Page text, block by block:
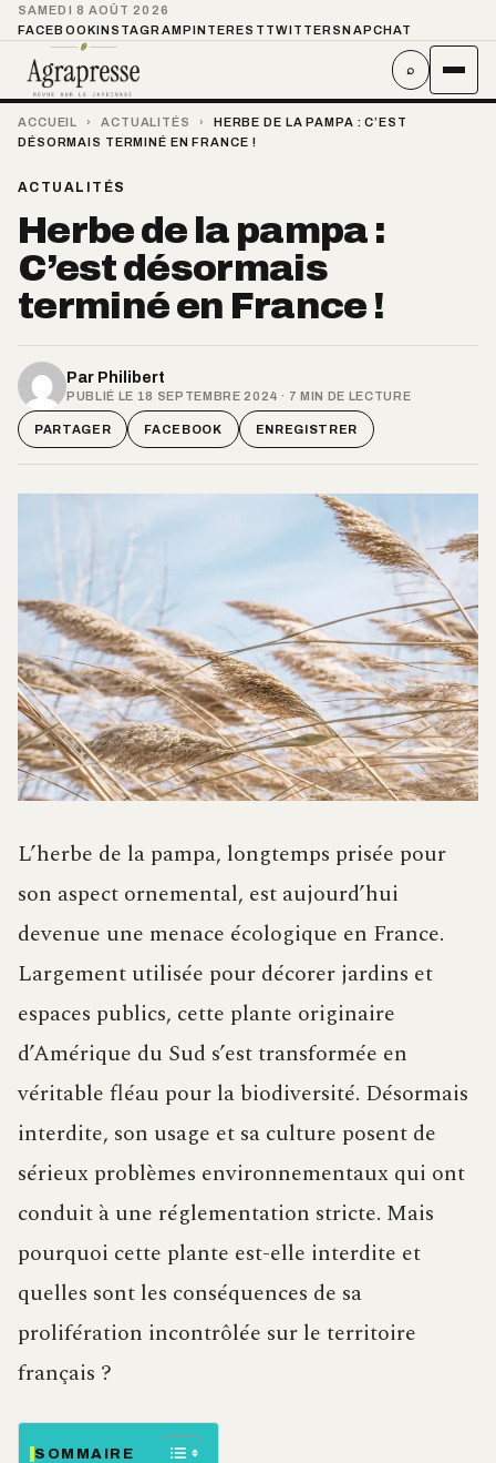
SAMEDI 8 AOÛT 2026
FACEBOOKINSTAGRAMPINTEREST TWITTER SNAPCHAT
⌕
ACCUEIL › ACTUALITÉS ›
HERBE DE LA PAMPA : C’EST
DÉSORMAIS TERMINÉ EN FRANCE !
ACTUALITÉS
Herbe de la pampa :
C’est désormais
terminé en France !
Par Philibert
PUBLIÉ LE 18 SEPTEMBRE 2024 · 7 MIN DE LECTURE
PARTAGER FACEBOOK ENREGISTRER
L’herbe de la pampa, longtemps prisée pour
son aspect ornemental, est aujourd’hui
devenue une menace écologique en France.
Largement utilisée pour décorer jardins et
espaces publics, cette plante originaire
d’Amérique du Sud s’est transformée en
véritable fléau pour la biodiversité. Désormais
interdite, son usage et sa culture posent de
sérieux problèmes environnementaux qui ont
conduit à une réglementation stricte. Mais
pourquoi cette plante est-elle interdite et
quelles sont les conséquences de sa
prolifération incontrôlée sur le territoire
français ?
SOMMAIRE